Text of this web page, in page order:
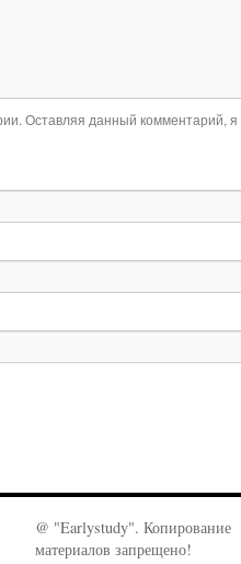
Оставляя данный комментарий,
@ "Earlystudy". Копирование
материалов запрещено!